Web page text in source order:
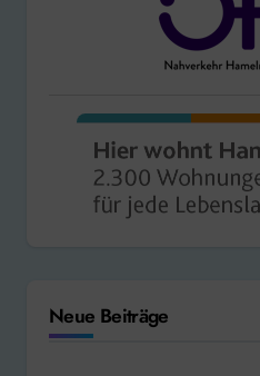
Neue Beiträge